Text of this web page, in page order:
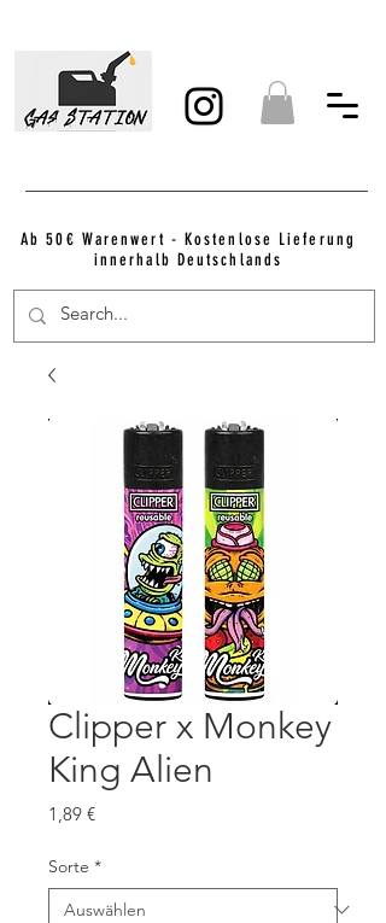
Ab 50€ Warenwert - Kostenlose Lieferung
innerhalb Deutschlands
Clipper x Monkey
King Alien
1,89 €Preis
Sorte *